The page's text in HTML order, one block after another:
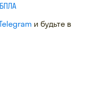
и будьте в